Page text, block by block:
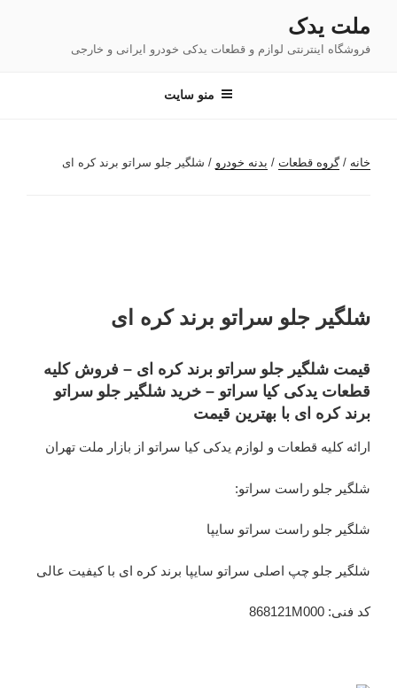
محتوا
ملت یدک
فروشگاه اینترنتی لوازم و قطعات یدکی خودرو ایرانی و خارجی
منو سایت
خانه /گروه قطعات / بدنه خودرو / شلگیر جلو سراتو برند کره ای
شلگیر جلو سراتو برند کره ای
قیمت شلگیر جلو سراتو برند کره ای – فروش کلیه
قطعات یدکی کیا سراتو – خرید شلگیر جلو سراتو
برند کره ای با بهترین قیمت
ارائه کلیه قطعات و لوازم یدکی کیا سراتو از بازار ملت تهران
شلگیر جلو راست سراتو:
شلگیر جلو راست سراتو سایپا
شلگیر جلو چپ اصلی سراتو سایپا برند کره ای با کیفیت عالی
کد فنی: 868121M000